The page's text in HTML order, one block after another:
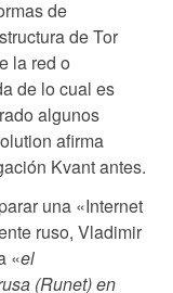
de
de Tor
la red o
de lo cual es
algunos
afirma
Kvant antes.
una «Internet
ruso, Vladimir
«el
(Runet) en